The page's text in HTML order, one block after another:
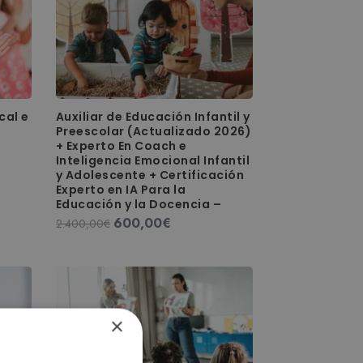
e
Auxiliar de Educación Infantil y
Preescolar (Actualizado 2026)
+ Experto En Coach e
Inteligencia Emocional Infantil
y Adolescente + Certificación
Experto en IA Para la
Educación y la Docencia –
2.400,00€ El
era:
2.400,00€.
600,00€El
es:
600,00€.
×